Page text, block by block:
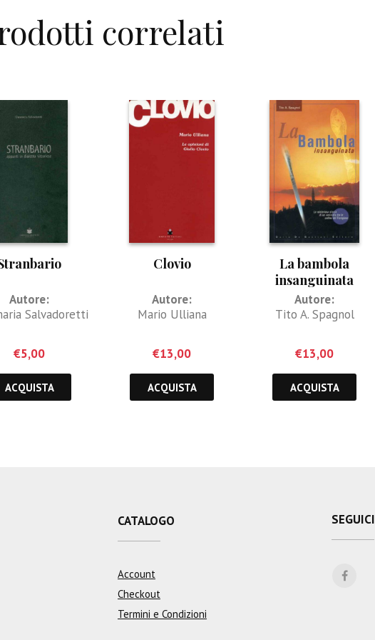
correlati
Autore:
Salvadoretti
€5,00
ACQUISTA
Clovio
Autore:
Mario Ulliana
€13,00
ACQUISTA
La bambola
insanguinata
Autore:
Tito A. Spagnol
€13,00
ACQUISTA
CATALOGO
Account
Checkout
Termini e Condizioni
SEGUICI